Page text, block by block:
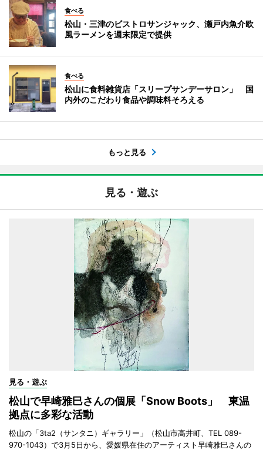
食べる
松山・三津のビストロサンジャック、瀬戸内魚介欧
風ラーメンを週末限定で提供
食べる
松山に食料雑貨店「スリープサンデーサロン」 国
内外のこだわり食品や調味料そろえる
もっと見る
見る・遊ぶ
見る・遊ぶ
松山で早崎雅巳さんの個展「Snow Boots」 東温
拠点に多彩な活動
松山の「3ta2（サンタニ）ギャラリー」（松山市高井町、TEL 089-
970-1043）で3月5日から、愛媛県在住のアーティスト早崎雅巳さんの